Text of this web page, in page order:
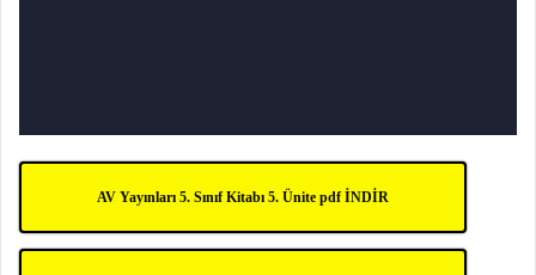
AV Yayınları 5. Sınıf Kitabı 5. Ünite pdf İNDİR